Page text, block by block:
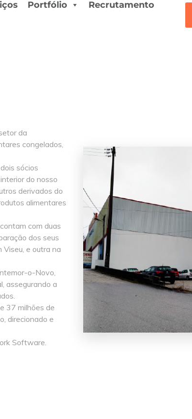
Portfólio
Recrutamento
da
congelados,
sócios
do nosso
derivados do
alimentares
com duas
dos seus
e outra na
o-Novo,
assegurando a
37 milhões de
direcionado e
Software.